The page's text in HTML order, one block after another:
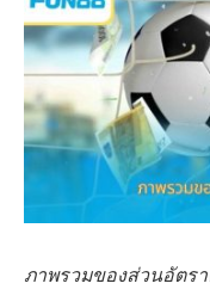
ภาพรวมของส่วนอัตร